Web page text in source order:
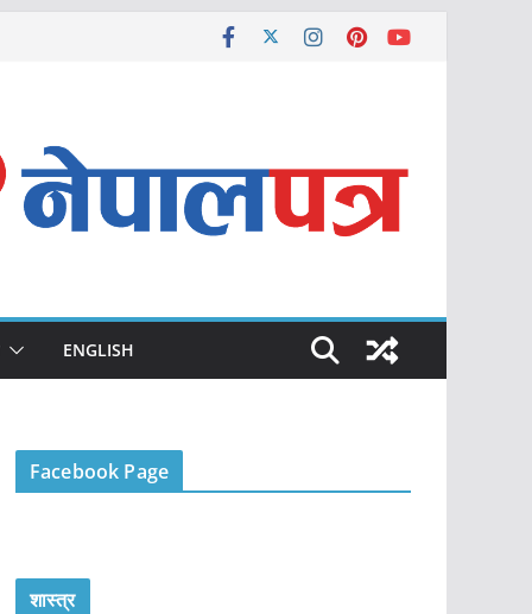
ENGLISH
Facebook Page
शास्त्र